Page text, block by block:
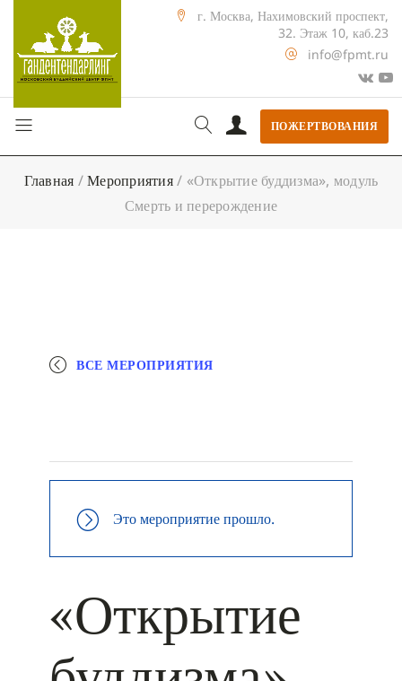
г. Москва, Нахимовский проспект,
32. Этаж 10, каб.23
info@fpmt.ru
ПОЖЕРТВОВАНИЯ
Главная /Мероприятия/ «Открытие буддизма», модуль
Смерть и перерождение
ВСЕ МЕРОПРИЯТИЯ
Это мероприятие прошло.
«Открытие